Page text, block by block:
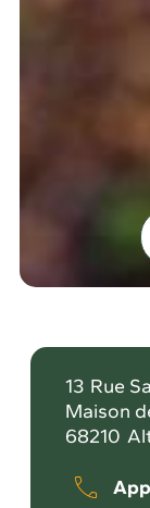
13 Rue
Maison
68210